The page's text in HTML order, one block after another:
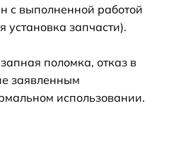
с выполненной работой
запчасти).
поломка, отказ в
заявленным
использовании.